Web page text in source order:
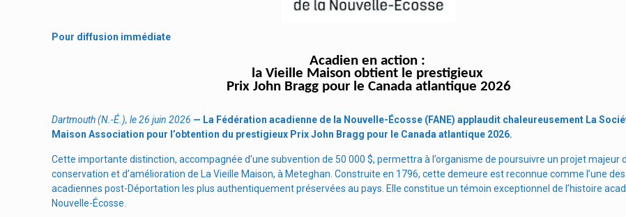
Pour diffusion immédiate
Acadien en action :
la Vieille Maison obtient le prestigieux
Prix John Bragg pour le Canada atlantique 2026
Dartmouth (N.-É.), le 26 juin 2026 — La Fédération acadienne de la Nouvelle-Écosse (FANE) applaudit chaleureusement La
Maison Association pour l’obtention du prestigieux Prix John Bragg pour le Canada atlantique 2026.
Cette importante distinction, accompagnée d’une subvention de 50 000 $, permettra à l’organisme de poursuivre un projet majeur
conservation et d’amélioration de La Vieille Maison, à Meteghan. Construite en 1796, cette demeure est reconnue comme l’une
acadiennes post-Déportation les plus authentiquement préservées au pays. Elle constitue un témoin exceptionnel de l’histoire
Nouvelle-Écosse.